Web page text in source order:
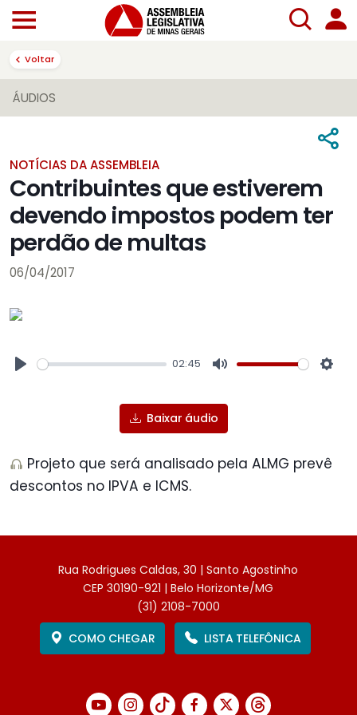
Voltar
ÁUDIOS
NOTÍCIAS DA ASSEMBLEIA
Contribuintes que estiverem
devendo impostos podem ter
perdão de multas
06/04/2017
02:45
Baixar áudio
Projeto que será analisado pela ALMG prevê
descontos no IPVA e ICMS.
Rua Rodrigues Caldas, 30 | Santo Agostinho
CEP 30190-921 | Belo Horizonte/MG
(31) 2108-7000
COMO CHEGAR
LISTA TELEFÔNICA